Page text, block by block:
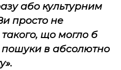
або культурним
просто не
такого, що могло б
в абсолютно